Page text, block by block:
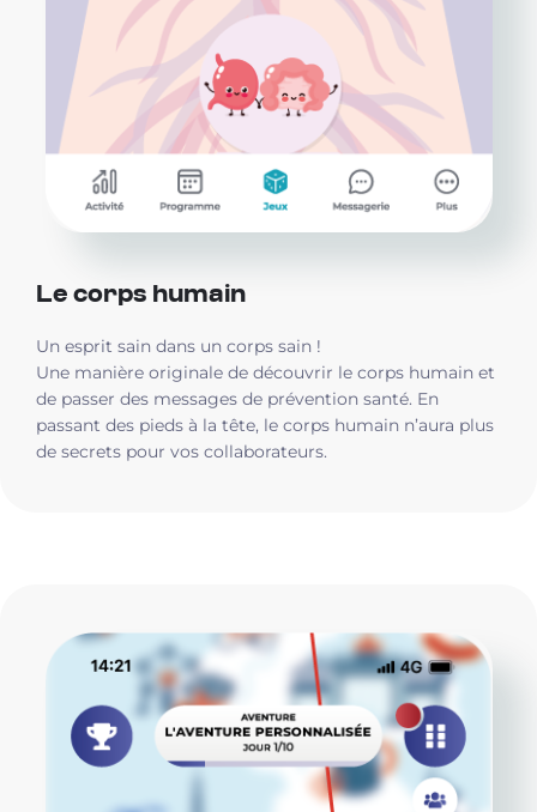
Le corps humain
Un esprit sain dans un corps sain !
Une manière originale de découvrir le corps humain et
de passer des messages de prévention santé. En
passant des pieds à la tête, le corps humain n’aura plus
de secrets pour vos collaborateurs.